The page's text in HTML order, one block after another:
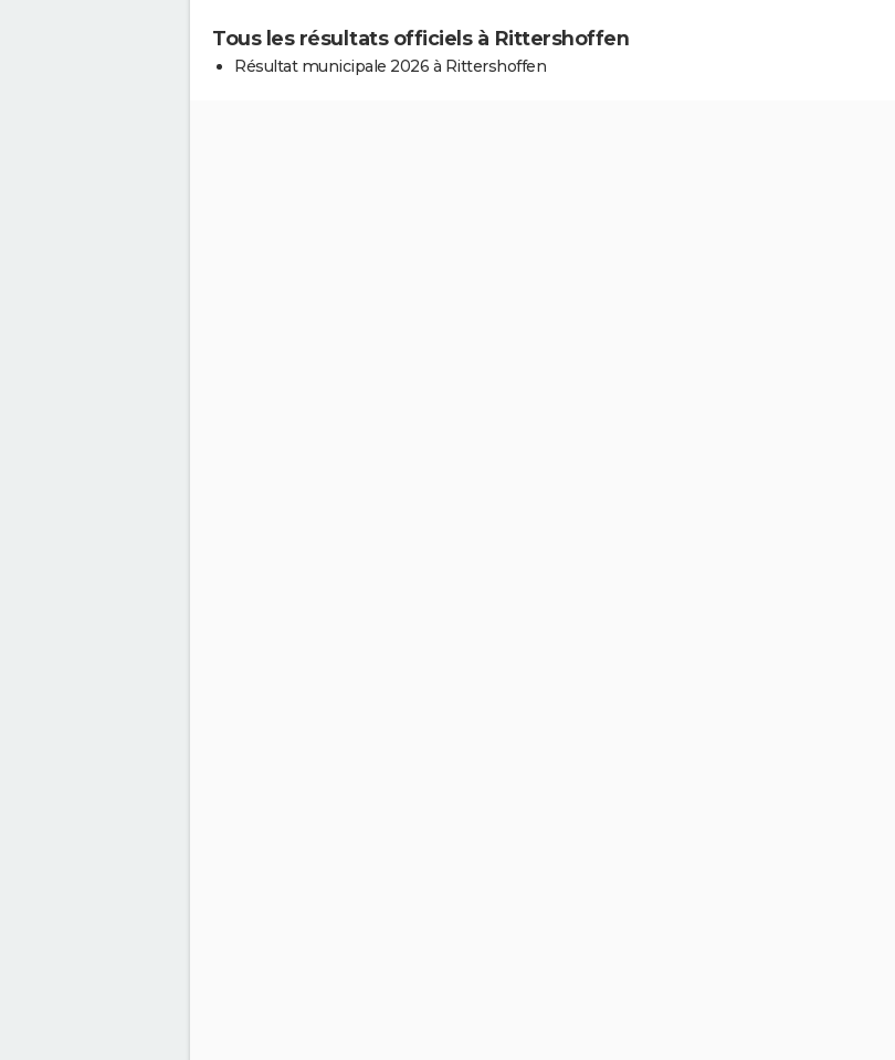
Tous les résultats officiels à Rittershoffen
Résultat municipale 2026 à Rittershoffen